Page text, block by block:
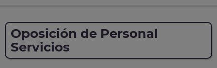
Oposición de Personal
Servicios